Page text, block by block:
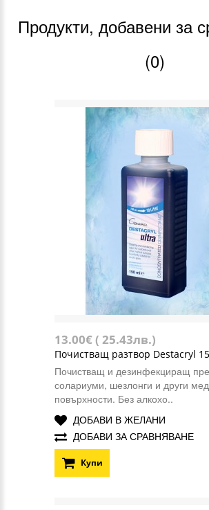
Продукти, добавени за
(0)
13.00€ ( 25.43лв.)
Почистващ разтвоp Destacryl
Почистващ и дезинфекциращ
солариуми, шезлонги и други
повърхности. Без алкохо..
ДОБАВИ В ЖЕЛАНИ
ДОБАВИ ЗА СРАВНЯВАНЕ
Купи